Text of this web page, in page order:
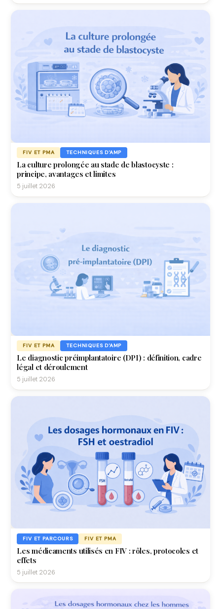
FIV ET PMA TECHNIQUES D'AMP
La culture prolongée au stade de blastocyste :
principe, avantages et limites
5 juillet 2026
FIV ET PMA TECHNIQUES D'AMP
Le diagnostic préimplantatoire (DPI) : définition, cadre
légal et déroulement
5 juillet 2026
FIV ET PARCOURS FIV ET PMA
Les médicaments utilisés en FIV : rôles, protocoles et
effets
5 juillet 2026